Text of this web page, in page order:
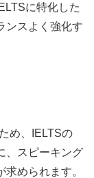
に特化した
ンスよく強化す
め、IELTSの
、スピーキング
められます。